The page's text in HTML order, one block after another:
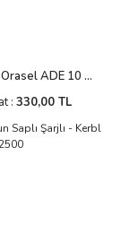
ADE 10 ...
: 330,00 TL